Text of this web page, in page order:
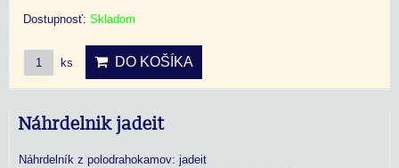
Dostupnosť: Skladom
ks DO KOŠÍKA
Náhrdelnik jadeit
Náhrdelník z polodrahokamov: jadeit